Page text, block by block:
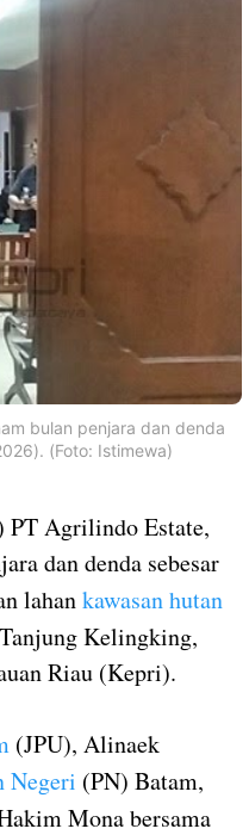
bulan penjara dan denda
(Foto: Istimewa)
Agrilindo Estate,
dan denda sebesar
lahankawasan hutan
Kelingking,
Riau (Kepri).
(JPU), Alinaek
Negeri (PN) Batam,
Mona bersama